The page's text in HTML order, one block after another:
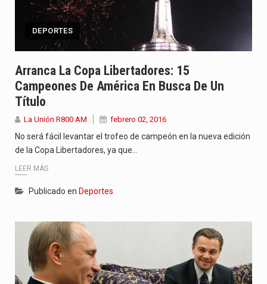
DEPORTES
Arranca La Copa Libertadores: 15
Campeones De América En Busca De Un
Título
La Unión R800 AM febrero 02, 2016
No será fácil levantar el trofeo de campeón en la nueva edición
de la Copa Libertadores, ya que…
LEER MÁS
Publicado en Deportes